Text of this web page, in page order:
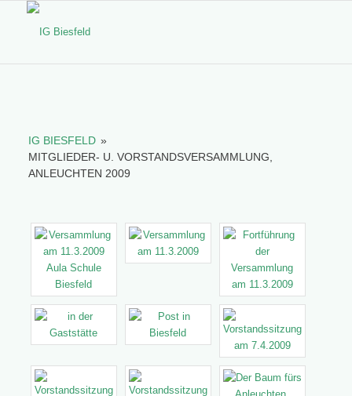
IG BIESFELD »
MITGLIEDER- U. VORSTANDSVERSAMMLUNG,
ANLEUCHTEN 2009